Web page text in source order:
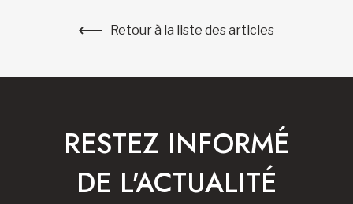
Retour à la liste des articles
RESTEZ INFORMÉ
DE L'ACTUALITÉ